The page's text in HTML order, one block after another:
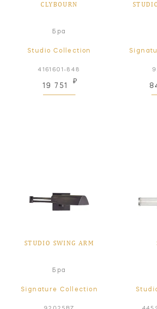
CLYBOURN
Бра
Studio Collection
4161601-848
19 751
₽
STUDIO SWING ARM
Бра
Signature Collection